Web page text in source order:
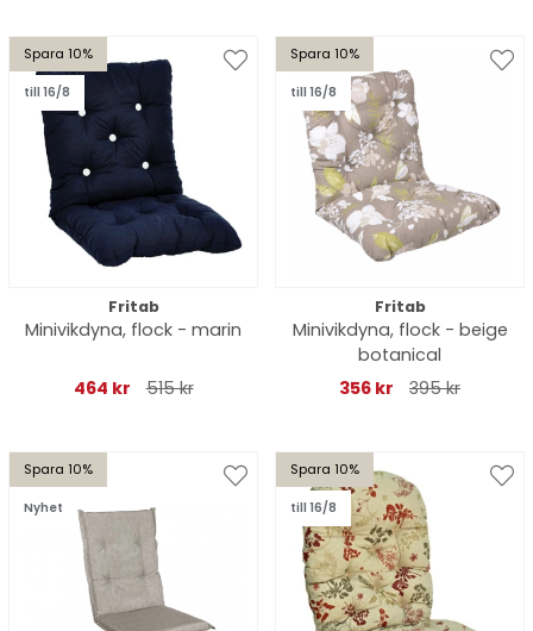
Spara 10%
till 16/8
Fritab
Minivikdyna, flock - marin
464 kr 515 kr
Spara 10%
till 16/8
Fritab
Minivikdyna, flock - beige
botanical
356 kr
395 kr
Spara 10%
Nyhet
Spara 10%
till 16/8